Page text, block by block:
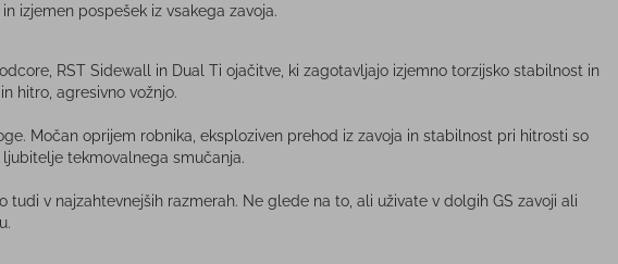
izjemen pospešek iz vsakega zavoja.
RST Sidewall in Dual Ti ojačitve, ki zagotavljajo izjemno torzijsko stabilnost in
hitro, agresivno vožnjo.
Močan oprijem robnika, eksploziven prehod iz zavoja in stabilnost pri hitrosti so
tekmovalnega smučanja.
v najzahtevnejših razmerah. Ne glede na to, ali uživate v dolgih GS zavoji ali